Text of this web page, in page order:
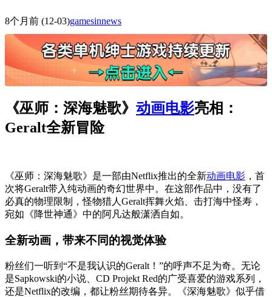
8个月前 (12-03)gamesinnews
《巫师：深海魅歌》 动画电影亮相：
Geralt全新冒险
《巫师：深海魅歌》是一部由Netflix推出的全新动画电影 ，首
次将Geralt带入纯动画的奇幻世界中。在这部作品中，没有了
必真的物理限制，怪物猎人Geralt挥舞火焰、击打海中怪寿，
宛如《降世神通》中的阿凡达般潇洒自如。
全新动画，带来不同的视觉体验
粉丝们一听到“不是我认识的Geralt！”的呼声不足为奇。无论
是Sapkowski的小说、CD Projekt Red的广受喜爱的游戏系列，
还是Netflix的改编，都让粉丝期待各异。《深海魅歌》似乎借